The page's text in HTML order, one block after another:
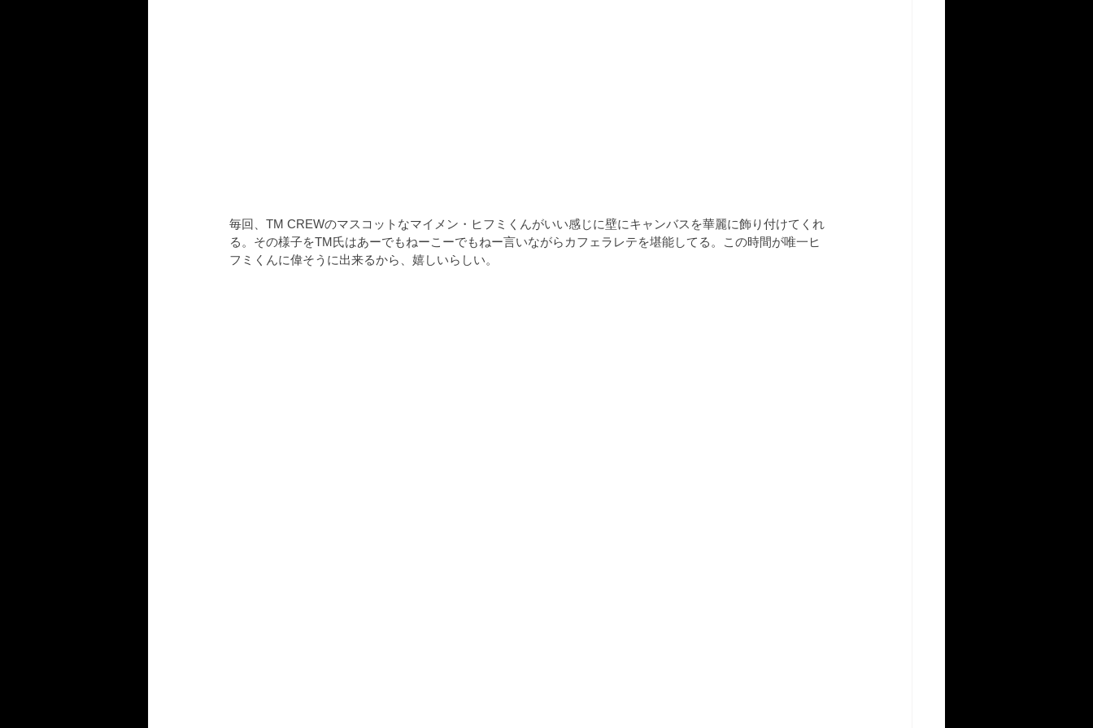
毎回、TM CREWのマスコットなマイメン・ヒフミくんがいい感じに壁にキャンバスを華麗に飾り付けてくれ
る。その様子をTM氏はあーでもねーこーでもねー言いながらカフェラレテを堪能してる。この時間が唯一ヒ
フミくんに偉そうに出来るから、嬉しいらしい。